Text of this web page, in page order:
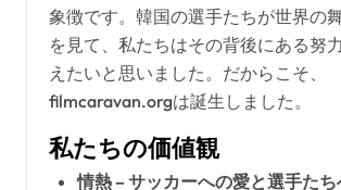
象徴です。韓国の選手たちが世界の
を見て、私たちはその背後にある努
えたいと思いました。だからこそ、
filmcaravan.orgは誕生しました。
私たちの価値観
情熱 – サッカーへの愛と選手た